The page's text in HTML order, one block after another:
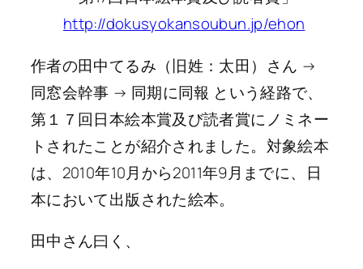
http://dokusyokansoubun.jp/ehon
作者の田中てるみ（旧姓：太田）さん →
同窓会幹事 → 同期に同報 という経路で、
第１７回日本絵本賞及び読者賞にノミネー
トされたことが紹介されました。対象絵本
は、2010年10月から2011年9月までに、日
本において出版された絵本。
田中さん曰く、